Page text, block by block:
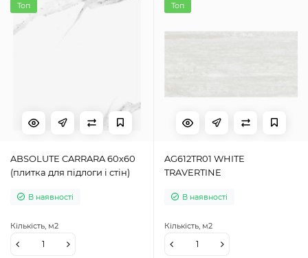
Топ
ABSOLUTE CARRARA 60х60
(плитка для підлоги і стін)
В наявності
Кількість, м2
Топ
AG612TR01 WHITE
TRAVERTINE
В наявності
Кількість, м2